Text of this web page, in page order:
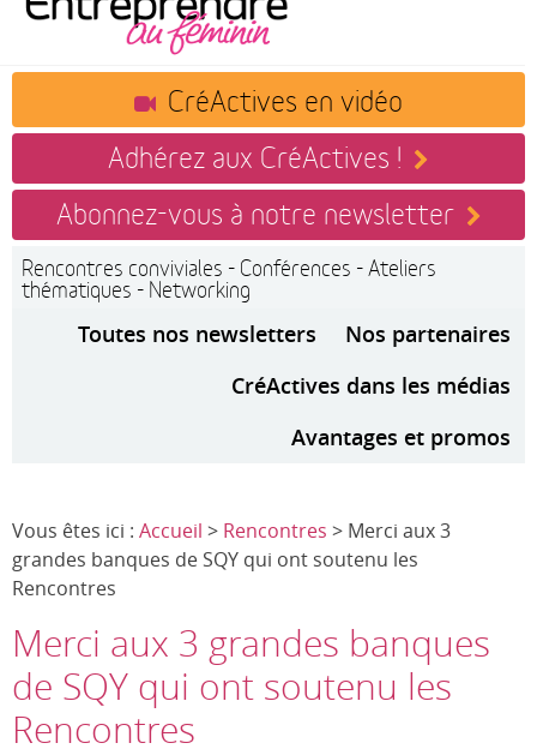
CréActives en vidéo
Adhérez aux CréActives !
Abonnez-vous à notre newsletter
Rencontres conviviales - Conférences - Ateliers
thématiques - Networking
Toutes nos newsletters
Nos partenaires
CréActives dans les médias
Avantages et promos
Vous êtes ici : Accueil > Rencontres > Merci aux 3
grandes banques de SQY qui ont soutenu les
Rencontres
Merci aux 3 grandes banques
de SQY qui ont soutenu les
Rencontres